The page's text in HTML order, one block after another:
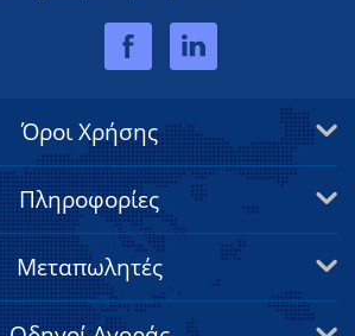
Όροι Χρήσης
Πληροφορίες
Μεταπωλητές